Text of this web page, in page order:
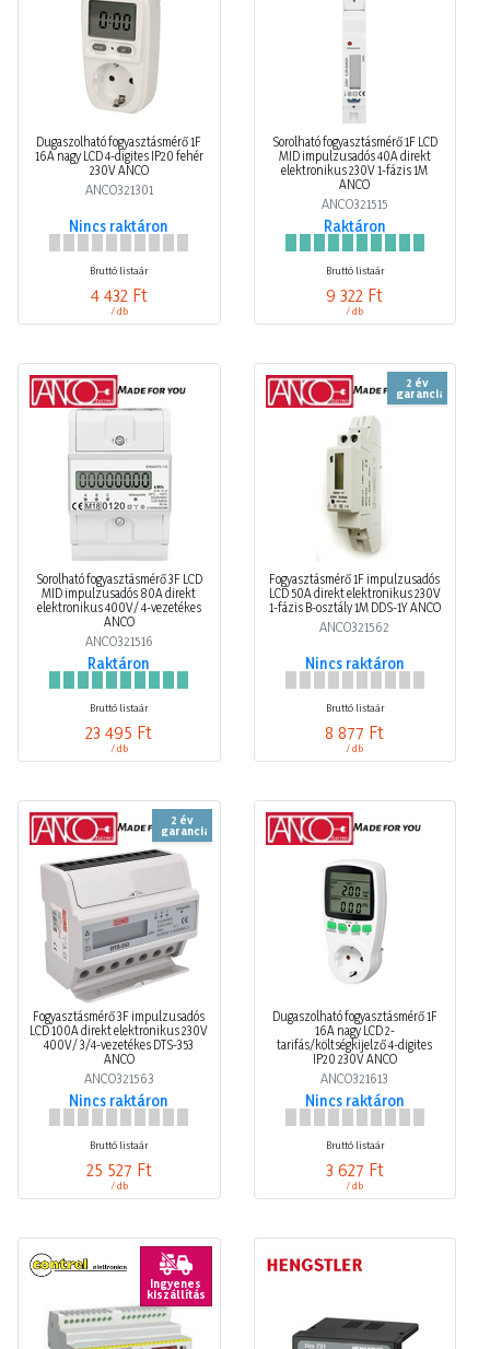
Dugaszolható fogyasztásmérő 1F
16A nagy LCD 4-digites IP20 fehér
230V ANCO
ANCO321301
Nincs raktáron
Bruttó listaár
4 432 Ft
/ db
Sorolható fogyasztásmérő 1F LCD
MID impulzusadós 40A direkt
elektronikus 230V 1-fázis 1M
ANCO
ANCO321515
Raktáron
Bruttó listaár
9 322 Ft
/ db
Sorolható fogyasztásmérő 3F LCD
MID impulzusadós 80A direkt
elektronikus 400V/ 4-vezetékes
ANCO
ANCO321516
Raktáron
Bruttó listaár
23 495 Ft
/ db
2 év
garancia
Fogyasztásmérő 1F impulzusadós
LCD 50A direkt elektronikus 230V
1-fázis B-osztály 1M DDS-1Y ANCO
ANCO321562
Nincs raktáron
Bruttó listaár
8 877 Ft
/ db
2 év
garancia
Fogyasztásmérő 3F impulzusadós
LCD 100A direkt elektronikus 230V
400V/ 3/4-vezetékes DTS-353
ANCO
ANCO321563
Nincs raktáron
Bruttó listaár
25 527 Ft
/ db
Dugaszolható fogyasztásmérő 1F
16A nagy LCD 2-
tarifás/költségkijelző 4-digites
IP20 230V ANCO
ANCO321613
Nincs raktáron
Bruttó listaár
3 627 Ft
/ db
Ingyenes
kiszállítás